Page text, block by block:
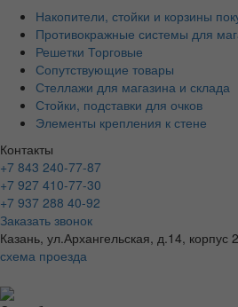
Накопители, стойки и корзины
Противокражные системы для
Решетки Торговые
Сопутствующие товары
Стеллажи для магазина и склада
Стойки, подставки для очков
Элементы крепления к стене
Контакты
+7 843 240-77-87
+7 927 410-77-30
+7 937 288 40-92
Заказать звонок
Казань, ул.Архангельская, д.14, корпус 2
схема проезда